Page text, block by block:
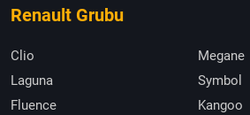
Renault Grubu
Clio
Megane
Laguna
Symbol
Fluence
Kangoo